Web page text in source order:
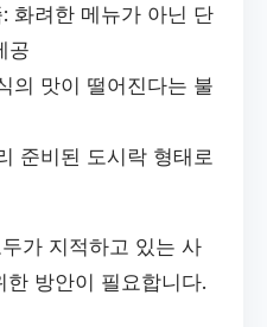
화려한 메뉴가 아닌 단
공
의 맛이 떨어진다는 불
준비된 도시락 형태로
가 지적하고 있는 사
방안이 필요합니다.